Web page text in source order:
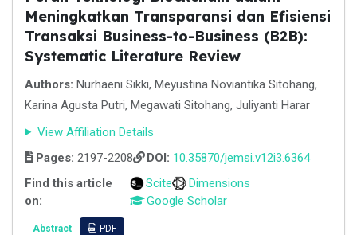
Meningkatkan Transparansi dan Efisiensi
Transaksi Business-to-Business (B2B):
Systematic Literature Review
Authors: Nurhaeni Sikki, Meyustina Noviantika Sitohang,
Karina Agusta Putri, Megawati Sitohang, Juliyanti Harar
View Affiliation Details
Pages: 2197-2208 DOI: 10.35870/jemsi.v12i3.6364
Find this article
on:
Scite
Dimensions
Google Scholar
Abstract PDF